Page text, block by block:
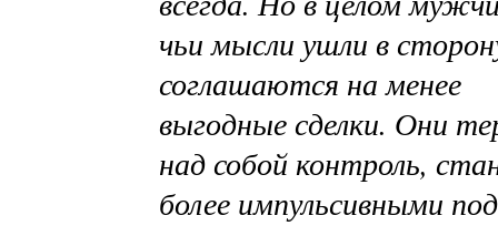
чьи мысли ушли в
соглашаются на менее
выгодные сделки. Они
над собой контроль,
более импульсивными под